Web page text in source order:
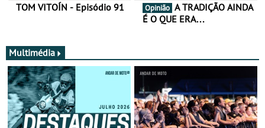
TOM VITOÍN - Episódio 91 Opinião
É O QUE ERA…
Multimédia